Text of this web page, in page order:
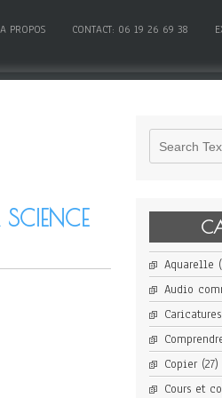
A PROPOS CONTACT: 06 19 26 69 38
SCIENCE
Aquarelle
Audio
Caricatures
Copier(27)
Cours et